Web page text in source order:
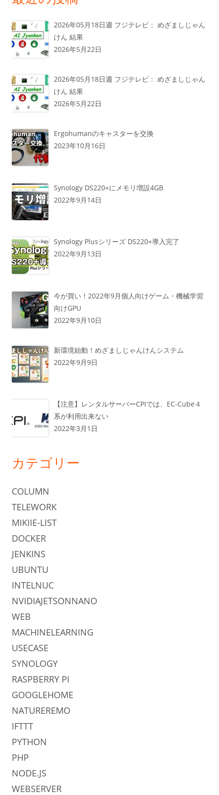
2026年05月18日週 フジテレビ： めざましじゃん
けん 結果
2026年5月22日
2026年05月18日週 フジテレビ： めざましじゃん
けん 結果
2026年5月22日
Ergohumanのキャスターを交換
2023年10月16日
Synology DS220+にメモリ増設4GB
2022年9月14日
Synology Plusシリーズ DS220+導入完了
2022年9月13日
今が買い！2022年9月個人向けゲーム・機械学習
向けGPU
2022年9月10日
新環境始動！めざましじゃんけんシステム
2022年9月9日
【注意】レンタルサーバーCPIでは、EC-Cube４
系が利用出来ない
2022年3月1日
カテゴリー
COLUMN
TELEWORK
MIKIIE-LIST
DOCKER
JENKINS
UBUNTU
INTELNUC
NVIDIAJETSONNANO
WEB
MACHINELEARNING
USECASE
SYNOLOGY
RASPBERRY PI
GOOGLEHOME
NATUREREMO
IFTTT
PYTHON
PHP
NODE.JS
WEBSERVER